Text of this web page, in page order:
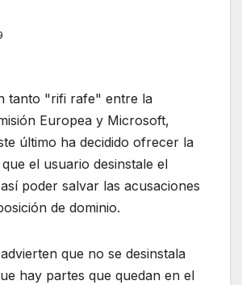
tanto "rifi rafe" entre la
Europea y Microsoft,
último ha decidido ofrecer la
el usuario desinstale el
poder salvar las acusaciones
de dominio.
que no se desinstala
hay partes que quedan en el